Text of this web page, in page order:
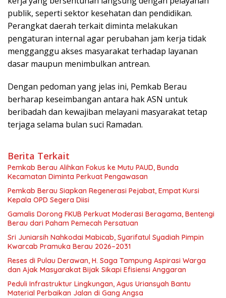
publik, seperti sektor kesehatan dan pendidikan.
Perangkat daerah terkait diminta melakukan
pengaturan internal agar perubahan jam kerja tidak
mengganggu akses masyarakat terhadap layanan
dasar maupun menimbulkan antrean.
Dengan pedoman yang jelas ini, Pemkab Berau
berharap keseimbangan antara hak ASN untuk
beribadah dan kewajiban melayani masyarakat tetap
terjaga selama bulan suci Ramadan.
Berita Terkait
Pemkab Berau Alihkan Fokus ke Mutu PAUD, Bunda
Kecamatan Diminta Perkuat Pengawasan
Pemkab Berau Siapkan Regenerasi Pejabat, Empat Kursi
Kepala OPD Segera Diisi
Gamalis Dorong FKUB Perkuat Moderasi Beragama, Bentengi
Berau dari Paham Pemecah Persatuan
Sri Juniarsih Nahkodai Mabicab, Syarifatul Syadiah Pimpin
Kwarcab Pramuka Berau 2026–2031
Reses di Pulau Derawan, H. Saga Tampung Aspirasi Warga
dan Ajak Masyarakat Bijak Sikapi Efisiensi Anggaran
Peduli Infrastruktur Lingkungan, Agus Uriansyah Bantu
Material Perbaikan Jalan di Gang Angsa